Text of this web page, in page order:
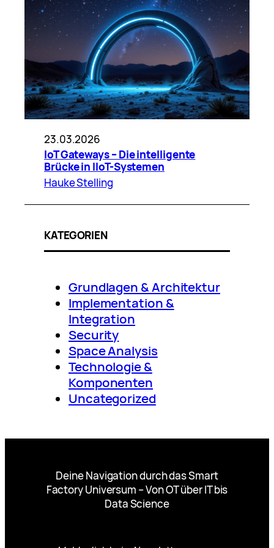
23.03.2026
IoT Gateways – Die intelligente
Brücke in IIoT-Systemen
Hauke Stelling
KATEGORIEN
Grundlagen & Architektur
Implementation &
Integration
Security
Space Analysis
Technologie &
Komponenten
Uncategorized
Deine Navigation durch das Smart
Factory Universum – Von OT über IT bis
Data Science